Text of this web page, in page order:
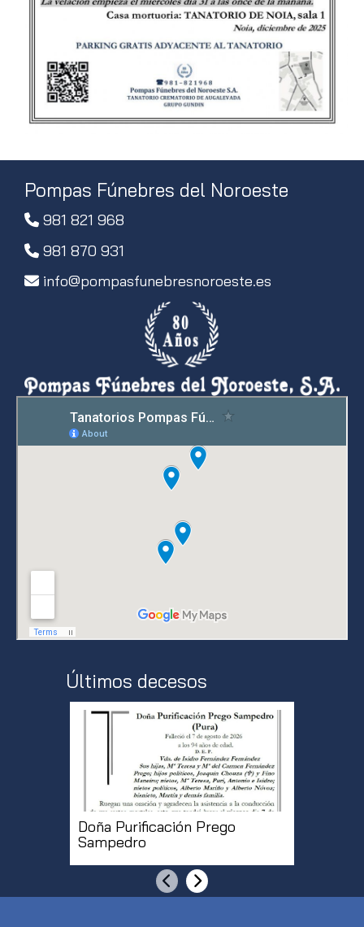
Pompas Fúnebres del Noroeste
981 821 968
981 870 931
info
pompasfunebresnoroeste.es
Últimos decesos
Doña Purificación Prego
Sampedro
AnteriorSiguiente